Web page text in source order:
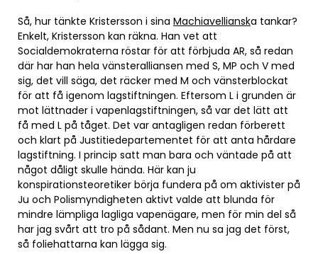
Så, hur tänkte Kristersson i sina Machiavellianska tankar?
Enkelt, Kristersson kan räkna. Han vet att
Socialdemokraterna röstar för att förbjuda AR, så redan
där har han hela vänsteralliansen med S, MP och V med
sig, det vill säga, det räcker med M och vänsterblockat
för att få igenom lagstiftningen. Eftersom L i grunden är
mot lättnader i vapenlagstiftningen, så var det lätt att
få med L på tåget. Det var antagligen redan förberett
och klart på Justitiedepartementet för att anta hårdare
lagstiftning. I princip satt man bara och väntade på att
något dåligt skulle hända. Här kan ju
konspirationsteoretiker börja fundera på om aktivister på
Ju och Polismyndigheten aktivt valde att blunda för
mindre lämpliga lagliga vapenägare, men för min del så
har jag svårt att tro på sådant. Men nu sa jag det först,
så foliehattarna kan lägga sig.